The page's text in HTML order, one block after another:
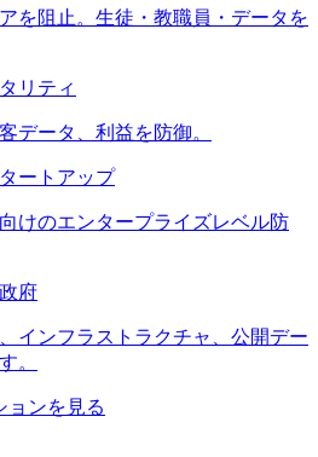
を阻止。生徒・教職員・データを
リティ
データ、利益を防御。
ートアップ
けのエンタープライズレベル防
府
インフラストラクチャ、公開デー
。
ョンを見る